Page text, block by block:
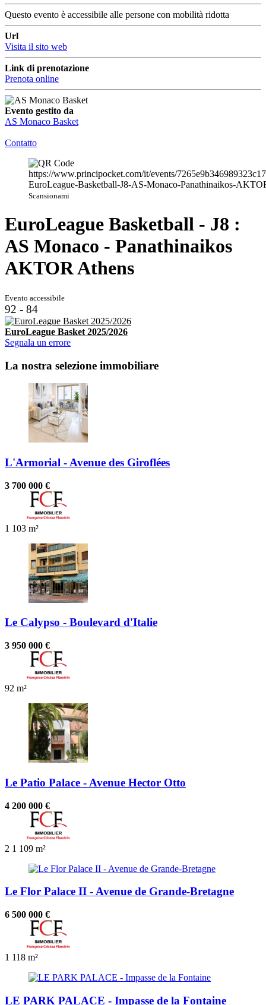
Questo evento è accessibile alle persone con mobilità ridotta
Url
Visita il sito web
Link di prenotazione
Prenota online
Evento gestito da
AS Monaco Basket
Contatto
Scansionami
EuroLeague Basketball - J8 :
AS Monaco - Panathinaikos
AKTOR Athens
Evento accessibile
92 - 84
EuroLeague Basket 2025/2026
Segnala un errore
La nostra selezione immobiliare
L'Armorial - Avenue des Giroflées
3 700 000 €
1 103 m²
Le Calypso - Boulevard d'Italie
3 950 000 €
92 m²
Le Patio Palace - Avenue Hector Otto
4 200 000 €
2 1 109 m²
Le Flor Palace II - Avenue de Grande-Bretagne
6 500 000 €
1 118 m²
LE PARK PALACE - Impasse de la Fontaine